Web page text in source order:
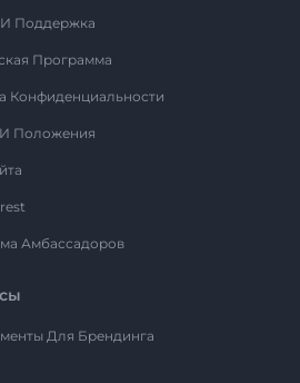
Поддержка
Программа
Конфиденциальности
Положения
Амбассадоров
Для Брендинга